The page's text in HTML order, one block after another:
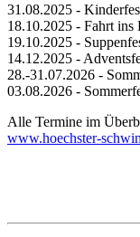
31.08.2025 -
18.10.2025 - Fahrt ins
19.10.2025 -
14.12.2025 -
28.-31.07.2026 -
03.08.2026 -
Alle Termine im
www.hoechster-